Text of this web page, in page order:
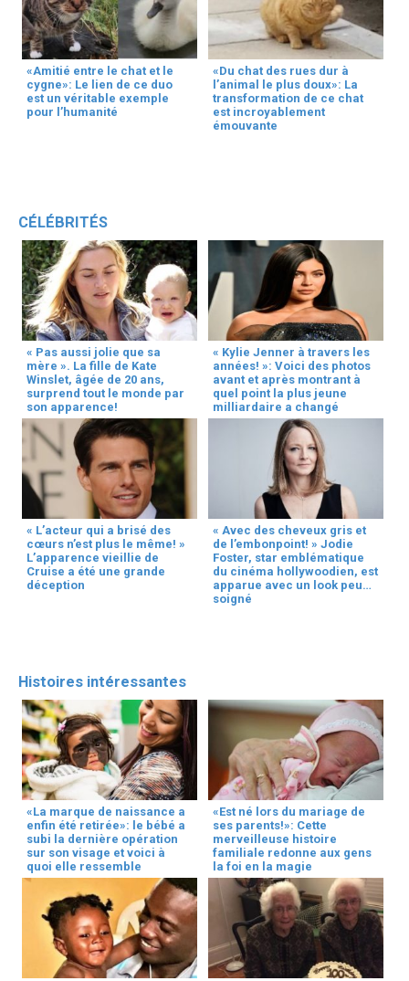
«Amitié entre le chat et le
cygne»: Le lien de ce duo
est un véritable exemple
pour l’humanité
«Du chat des rues dur à
l’animal le plus doux»: La
transformation de ce chat
est incroyablement
émouvante
CÉLÉBRITÉS
« Pas aussi jolie que sa
mère ». La fille de Kate
Winslet, âgée de 20 ans,
surprend tout le monde par
son apparence!
« Kylie Jenner à travers les
années! »: Voici des photos
avant et après montrant à
quel point la plus jeune
milliardaire a changé
« L’acteur qui a brisé des
cœurs n’est plus le même! »
L’apparence vieillie de
Cruise a été une grande
déception
« Avec des cheveux gris et
de l’embonpoint! » Jodie
Foster, star emblématique
du cinéma hollywoodien, est
apparue avec un look peu
soigné
Histoires intéressantes
«La marque de naissance a
enfin été retirée»: le bébé a
subi la dernière opération
sur son visage et voici à
quoi elle ressemble
«Est né lors du mariage de
ses parents!»: Cette
merveilleuse histoire
familiale redonne aux gens
la foi en la magie